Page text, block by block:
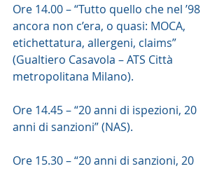
Ore 14.00 – “Tutto quello che nel ’98
ancora non c’era, o quasi: MOCA,
etichettatura, allergeni, claims”
(Gualtiero Casavola – ATS Città
metropolitana Milano).
Ore 14.45 – “20 anni di ispezioni, 20
anni di sanzioni” (NAS).
Ore 15.30 – “20 anni di sanzioni, 20